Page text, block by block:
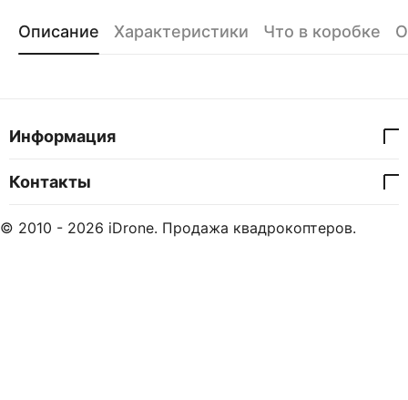
Описание Характеристики Что в коробке
Информация
Контакты
© 2010 - 2026 iDrone. Продажа квадрокоптеров.